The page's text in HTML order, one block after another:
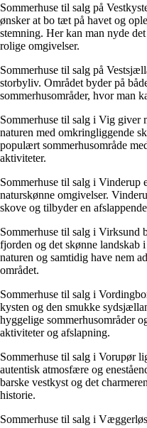
Sommerhuse til salg på
ønsker at bo tæt på havet og
stemning. Her kan man nyde
rolige omgivelser.
Sommerhuse til salg på
storbyliv. Området byder på
sommerhusområder, hvor man
Sommerhuse til salg i Vig giver
naturen med omkringliggende
populært sommerhusområde
aktiviteter.
Sommerhuse til salg i Vinderup
naturskønne omgivelser.
skove og tilbyder en
Sommerhuse til salg i Virksund
fjorden og det skønne
naturen og samtidig have nem
området.
Sommerhuse til salg i
kysten og den smukke
hyggelige sommerhusområder
aktiviteter og afslapning.
Sommerhuse til salg i Vorupør
autentisk atmosfære og
barske vestkyst og det
historie.
Sommerhuse til salg i